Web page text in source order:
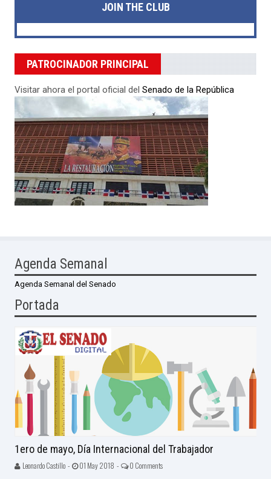
JOIN THE CLUB
PATROCINADOR PRINCIPAL
Visitar ahora el portal oficial del Senado de la República
Agenda Semanal
Agenda Semanal del Senado
Portada
1ero de mayo, Día Internacional del Trabajador
Leonardo Castillo - 01 May 2018 - 0 Comments